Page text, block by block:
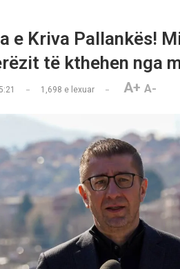
e Kriva Pallankës!
të kthehen nga
1,698 e lexuar A+ A-